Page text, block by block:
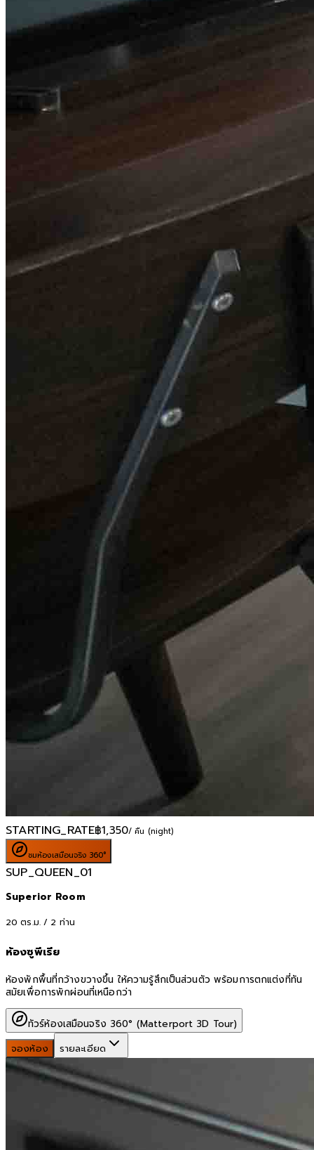
STARTING_RATE฿1,350/ คืน (night)
ชมห้องเสมือนจริง 360°
SUP_QUEEN_01
Superior Room
20 ตร.ม. / 2 ท่าน
ห้องซูพีเรีย
ห้องพักพื้นที่กว้างขวางขึ้น ให้ความรู้สึกเป็นส่วนตัว พร้อมการตกแต่งที่ทัน
สมัยเพื่อการพักผ่อนที่เหนือกว่า
ทัวร์ห้องเสมือนจริง 360° (Matterport 3D Tour)
จองห้อง
รายละเอียด